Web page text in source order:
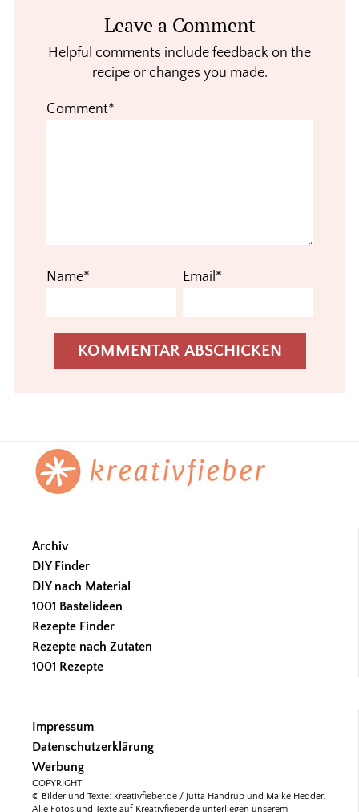
InteractionsLeave a Comment
Helpful comments include feedback on the
recipe or changes you made.
Comment*
Name* Email*
Footer
Archiv
DIY Finder
DIY nach Material
1001 Bastelideen
Rezepte Finder
Rezepte nach Zutaten
1001 Rezepte
Impressum
Datenschutzerklärung
Werbung
COPYRIGHT
© Bilder und Texte: kreativfieber.de / Jutta Handrup und Maike Hedder.
Alle Fotos und Texte auf Kreativfieber.de unterliegen unserem